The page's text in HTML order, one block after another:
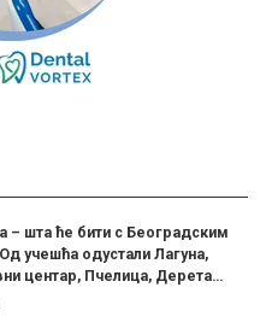
– шта ће бити с Београдским
учешћа одустали Лагуна,
центар, Пчелица, Дерета…